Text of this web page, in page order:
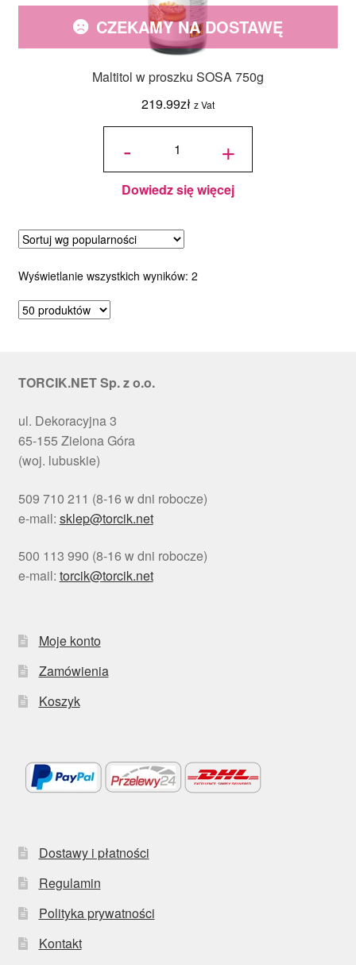
Maltitol w proszku SOSA 750g
219.99zł z Vat
CZEKAMY NA DOSTAWĘ
-
ilość
proszku
SOSA
750g +
Dowiedz się więcej
Wyświetlanie wszystkich wyników: 2Posortowane
TORCIK.NET Sp. z o.o.
ul. Dekoracyjna 3
65-155 Zielona Góra
(woj. lubuskie)
509 710 211 (8-16 w dni robocze)
e-mail: sklep@torcik.net
500 113 990 (8-16 w dni robocze)
e-mail: torcik@torcik.net
Moje konto
Zamówienia
Koszyk
Dostawy i płatności
Regulamin
Polityka prywatności
Kontakt